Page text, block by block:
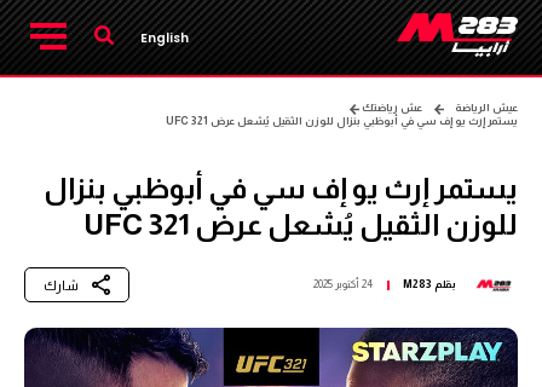
English
عيش الرياضة
عش رياضتك
يستمر إرث يو إف سي في أبوظبي بنزال للوزن الثقيل يُشعل عرض UFC 321
يستمر إرث يو إف سي في أبوظبي بنزال
للوزن الثقيل يُشعل عرض UFC 321
بقلم M283 24 أكتوبر 2025 شارك